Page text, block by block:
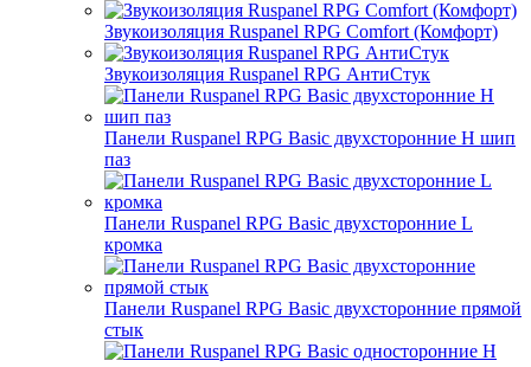
Звукоизоляция Ruspanel RPG Comfort (Комфорт)
Звукоизоляция Ruspanel RPG АнтиСтук
Панели Ruspanel RPG Basic двухсторонние H шип
паз
Панели Ruspanel RPG Basic двухсторонние L
кромка
Панели Ruspanel RPG Basic двухсторонние прямой
стык